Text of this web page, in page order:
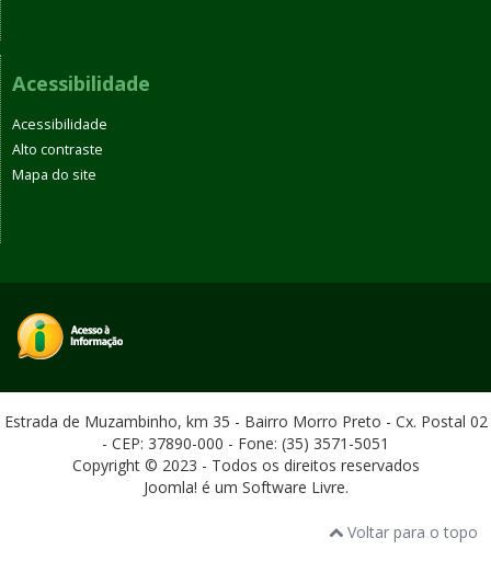
Acessibilidade
Acessibilidade
Alto contraste
Mapa do site
Estrada de Muzambinho, km 35 - Bairro Morro Preto - Cx. Postal 02
- CEP: 37890-000 - Fone: (35) 3571-5051
Copyright © 2023 - Todos os direitos reservados
Joomla! é um Software Livre.
Voltar para o topo